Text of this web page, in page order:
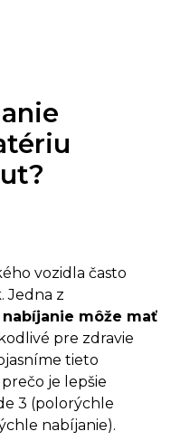
vozidla často
Jedna z
môže mať
pre zdravie
tieto
je lepšie
3 (polorýchle
nabíjanie).